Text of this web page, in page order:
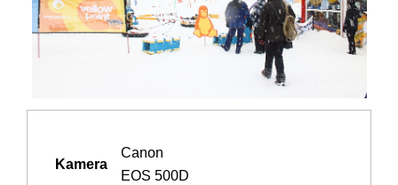
Kamera
Canon
EOS 500D